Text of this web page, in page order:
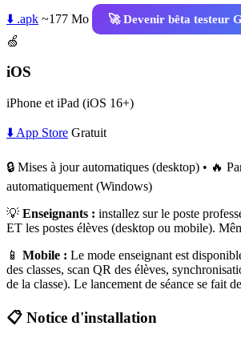
⬇️ .apk ~177 Mo
🚀 Devenir bêta testeur
🍏
iOS
iPhone et iPad (iOS 16+)
⬇️ App Store Gratuit
🔒 Mises à jour automatiques (desktop) • 🔥
automatiquement (Windows)
💡 Enseignants : installez sur le poste
ET les postes élèves (desktop ou mobile).
📱 Mobile : Le mode enseignant est
des classes, scan QR des élèves,
de la classe). Le lancement de séance se fait
📋 Notice d'installation